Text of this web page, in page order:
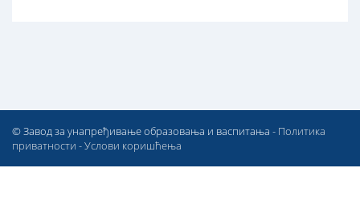
© Завод за унапређивање образовања и васпитања - Политика
приватности -Услови коришћења